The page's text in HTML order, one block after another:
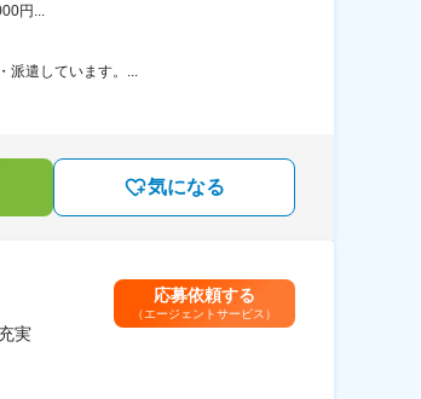
円...
派遣しています。...
気になる
実
応募依頼する
（エージェントサービス）